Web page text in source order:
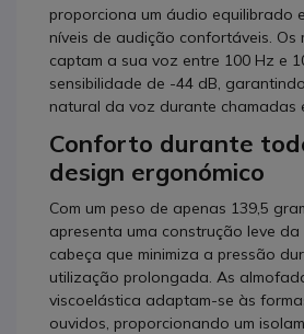
proporciona um áudio equilibrado
níveis de audição confortáveis. Os
captam a sua voz entre 100 Hz e
sensibilidade de -44 dB,
natural da voz durante chamadas
Conforto durante
design ergonómico
Com um peso de apenas 139,5
apresenta uma construção leve
cabeça que minimiza a pressão
utilização prolongada. As
viscoelástica adaptam-se às
ouvidos, proporcionando um